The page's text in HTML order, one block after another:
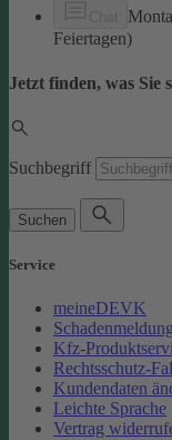
Feiertagen)
Jetzt finden, was Sie
Suchbegriff
Suchen
Service
meineDEVK
Schadenmeldung
Kfz-
Rechtsschutz-
Kundendaten
Leichte Sprache
Vertrag